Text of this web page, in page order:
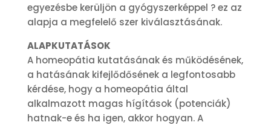
egyezésbe kerüljön a gyógyszerképpel ? ez az
alapja a megfelelő szer kiválasztásának.
ALAPKUTATÁSOK
A homeopátia kutatásának és működésének,
a hatásának kifejlődősének a legfontosabb
kérdése, hogy a homeopátia által
alkalmazott magas hígítások (potenciák)
hatnak-e és ha igen, akkor hogyan. A